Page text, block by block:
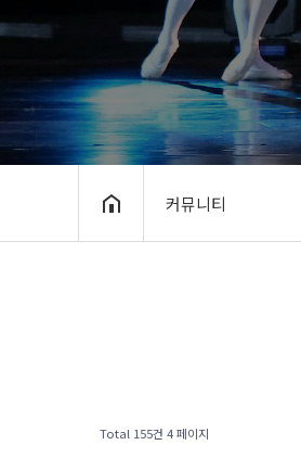
커뮤니티
Total 155건 4 페이지